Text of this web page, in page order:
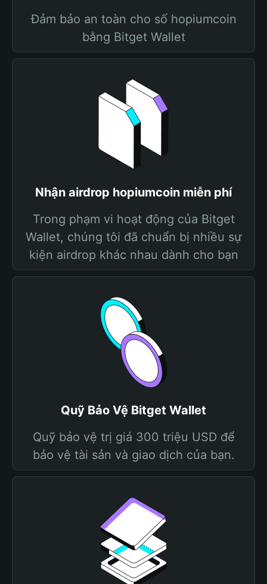
Đảm bảo an toàn cho số hopiumcoin
bằng Bitget Wallet
Nhận airdrop hopiumcoin miễn phí
Trong phạm vi hoạt động của Bitget
Wallet, chúng tôi đã chuẩn bị nhiều sự
kiện airdrop khác nhau dành cho bạn
Quỹ Bảo Vệ Bitget Wallet
Quỹ bảo vệ trị giá 300 triệu USD để
bảo vệ tài sản và giao dịch của bạn.